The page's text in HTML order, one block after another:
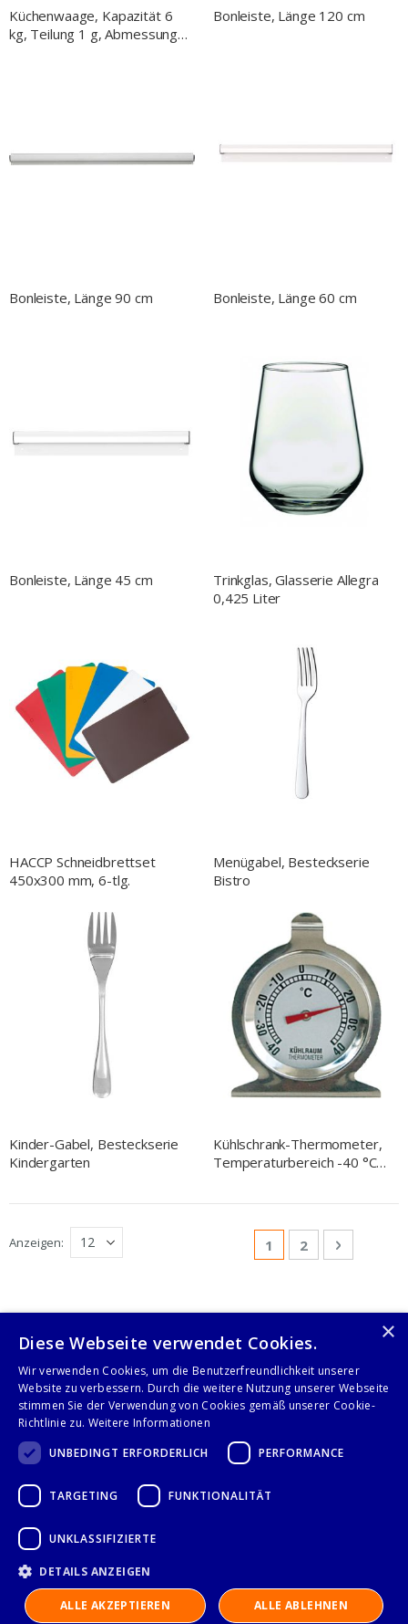
Küchenwaage, Kapazität 6
kg, Teilung 1 g, Abmessung
Bonleiste, Länge 120 cm
Bonleiste, Länge 90 cm Bonleiste, Länge 60 cm
Bonleiste, Länge 45 cm
Trinkglas, Glasserie Allegra
0,425 Liter
HACCP Schneidbrettset
450x300 mm, 6-tlg.
Menügabel, Besteckserie
Bistro
Kinder-Gabel, Besteckserie
Kindergarten
Kühlschrank-Thermometer,
Temperaturbereich -40 °C
Sie lesen gerade
1 Seite
2 Seite
Weiter
Anzeigen
Folge uns auf
IMPRESSUM
DATENSCHUTZERKLÄRUNG
AGB
×
Diese Webseite verwendet Cookies.
Wir verwenden Cookies, um die Benutzerfreundlichkeit unserer
Website zu verbessern. Durch die weitere Nutzung unserer Webseite
stimmen Sie der Verwendung von Cookies gemäß unserer Cookie-
Richtlinie zu. Weitere Informationen
UNBEDINGT ERFORDERLICH
PERFORMANCE
TARGETING FUNKTIONALITÄT
UNKLASSIFIZIERTE
DETAILS ANZEIGEN
ALLE AKZEPTIEREN ALLE ABLEHNEN